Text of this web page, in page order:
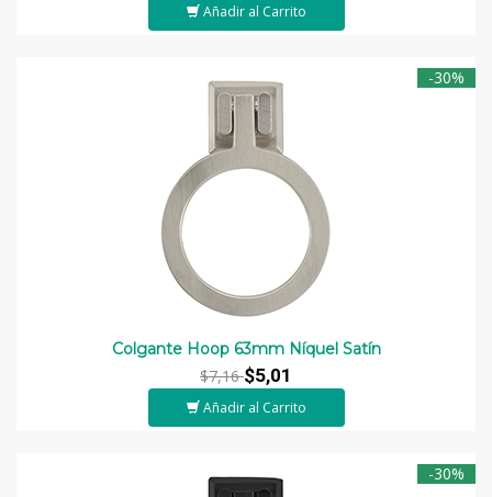
Añadir al Carrito
-30%
Colgante Hoop 63mm Níquel Satín
$7,16$5,01
Añadir al Carrito
-30%